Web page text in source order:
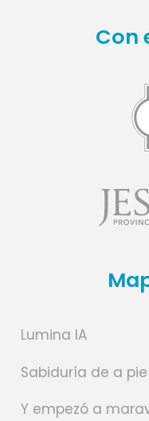
Con
Lumina IA
Sabiduría de a pie
Y empezó a